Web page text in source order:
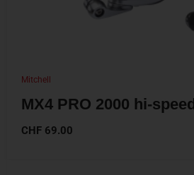
Mitchell
MX4 PRO 2000 hi-speed
CHF 69.00